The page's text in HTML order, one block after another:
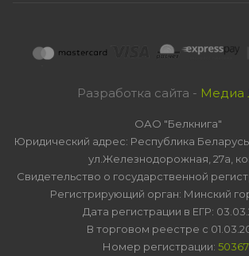
Разработка сайта - Медиа
ОАО "Белкнига"
Юридический адрес: Республика Беларусь,
ул.Железнодорожная, 27а,
Свидетельство о государственной
Регистрирующий орган: Минский
Дата регистрации в ЕГР:
В торговом реестре с
Номер регистрации: